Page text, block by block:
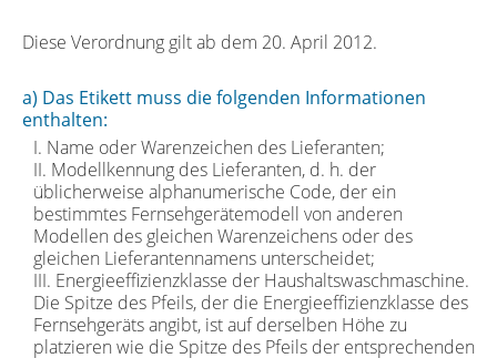
Diese Verordnung gilt ab dem 20. April 2012.
a) Das Etikett muss die folgenden Informationen
enthalten:
I. Name oder Warenzeichen des Lieferanten;
II. Modellkennung des Lieferanten, d. h. der
üblicherweise alphanumerische Code, der ein
bestimmtes Fernsehgerätemodell von anderen
Modellen des gleichen Warenzeichens oder des
gleichen Lieferantennamens unterscheidet;
III. Energieeffizienzklasse der Haushaltswaschmaschine.
Die Spitze des Pfeils, der die Energieeffizienzklasse des
Fernsehgeräts angibt, ist auf derselben Höhe zu
platzieren wie die Spitze des Pfeils der entsprechenden